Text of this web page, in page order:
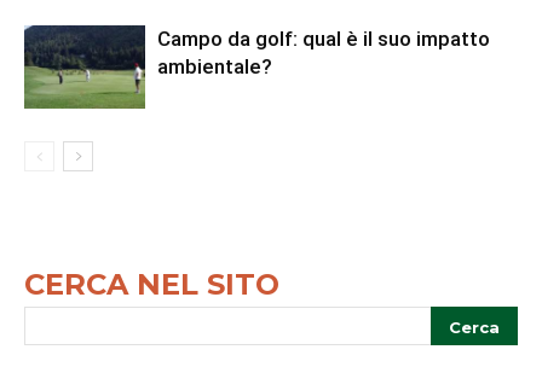
Campo da golf: qual è il suo impatto
ambientale?
CERCA NEL SITO